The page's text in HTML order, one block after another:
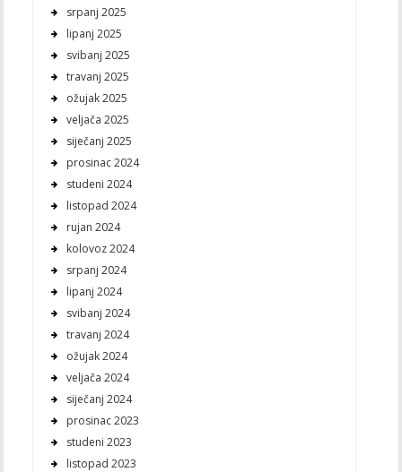
srpanj 2025
lipanj 2025
svibanj 2025
travanj 2025
ožujak 2025
veljača 2025
siječanj 2025
prosinac 2024
studeni 2024
listopad 2024
rujan 2024
kolovoz 2024
srpanj 2024
lipanj 2024
svibanj 2024
travanj 2024
ožujak 2024
veljača 2024
siječanj 2024
prosinac 2023
studeni 2023
listopad 2023